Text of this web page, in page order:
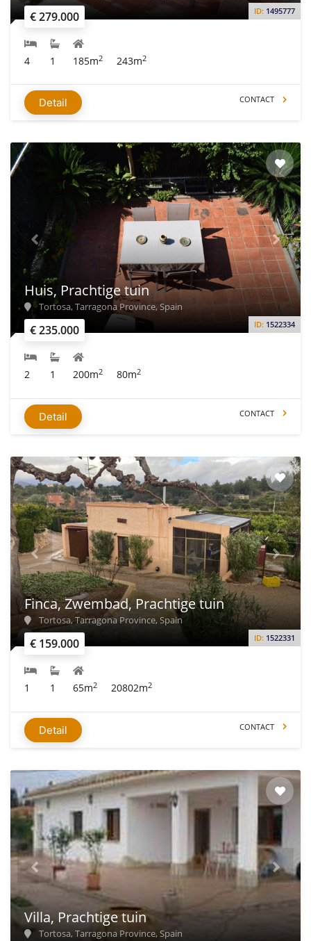
€ 279.000 ID: 1495777
4 1 185m2 243m2
Detail CONTACT
€ 235.000 ID: 1522334
Huis, Prachtige tuin
Tortosa, Tarragona Province, Spain
2 1 200m2 80m2
Detail CONTACT
€ 159.000 ID: 1522331
Finca, Zwembad, Prachtige tuin
Tortosa, Tarragona Province, Spain
1 1 65m2 20802m2
Detail CONTACT
Villa, Prachtige tuin
Tortosa, Tarragona Province, Spain